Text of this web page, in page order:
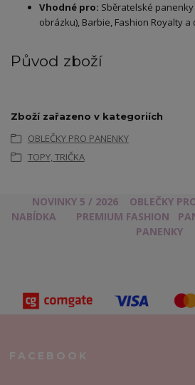
Vhodné pro: Sběratelské
obrázku), Barbie, Fashion Royalty a
Původ zboží
Zboží zařazeno v kategoriích
OBLEČKY PRO PANENKY
TOPY, TRIČKA
NOVINKY 5 / 2026 OBLEČKY
NABÍDKA
PREMIUM FASHION
PANENKY
FACEBOOK